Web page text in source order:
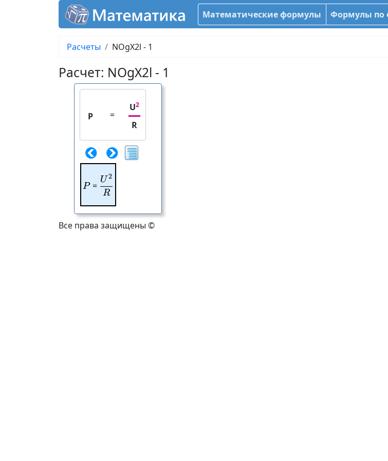
Математические формулы Формулы по
Расчеты NOgX2l - 1
Расчет: NOgX2l - 1
P =
U2
R
P
P=
\frac{U^{2}}{R}
R
U2
Все права защищены ©